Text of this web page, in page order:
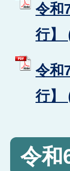
令和
行】
令和
行】
令和